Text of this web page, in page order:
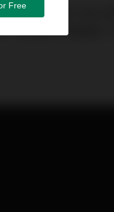
球，曾經為了加入校
在校隊中只能淪為「
Free